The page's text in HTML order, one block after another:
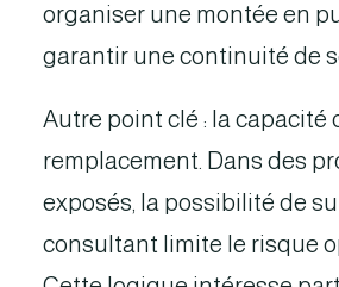
organiser une montée en
garantir une continuité de
Autre point clé : la capacité
remplacement. Dans des
exposés, la possibilité de
consultant limite le risque